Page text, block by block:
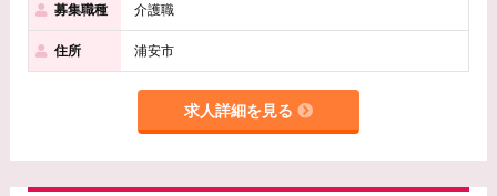
募集職種 介護職
住所 浦安市
求人詳細を見る